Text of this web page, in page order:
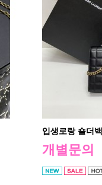
입생로랑 숄더백
개별문의